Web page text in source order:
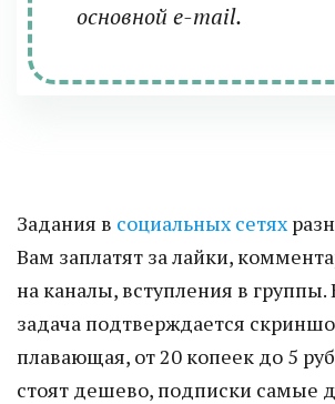
основной e-mail.
Задания в социальных сетях
Вам заплатят за лайки,
на каналы, вступления в
задача подтверждается
плавающая, от 20 копеек до 5
стоят дешево, подписки самые